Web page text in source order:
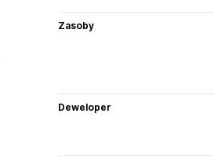
Zasoby
Deweloper